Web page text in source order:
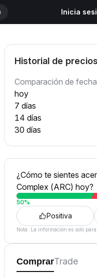
Inicia
Historial de
Comparación de
hoy
7 días
14 días
30 días
¿Cómo te sientes
Complex (ARC) hoy?
50%
Positiva
Nota: La información es solo para
ComprarTrade